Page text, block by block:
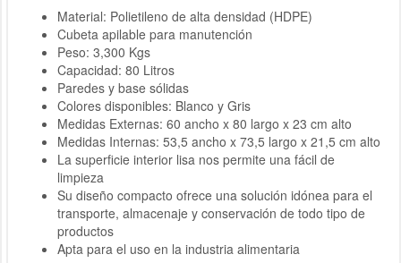
Material: Polietileno de alta densidad (HDPE)
Cubeta apilable para manutención
Peso: 3,300 Kgs
Capacidad: 80 Litros
Paredes y base sólidas
Colores disponibles: Blanco y Gris
Medidas Externas: 60 ancho x 80 largo x 23 cm alto
Medidas Internas: 53,5 ancho x 73,5 largo x 21,5 cm alto
La superficie interior lisa nos permite una fácil de
limpieza
Su diseño compacto ofrece una solución idónea para el
transporte, almacenaje y conservación de todo tipo de
productos
Apta para el uso en la industria alimentaria